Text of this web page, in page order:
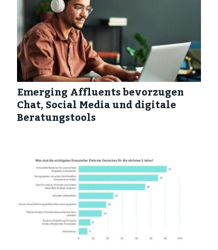
Emerging Affluents bevorzugen
Chat, Social Media und digitale
Beratungstools